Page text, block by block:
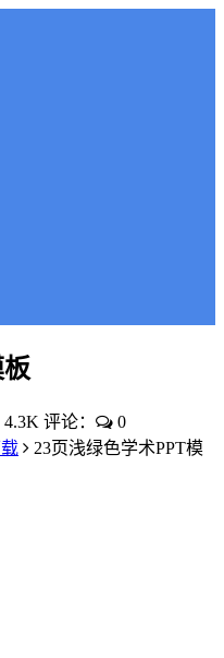
评论：
0
23页浅绿色学术PPT模